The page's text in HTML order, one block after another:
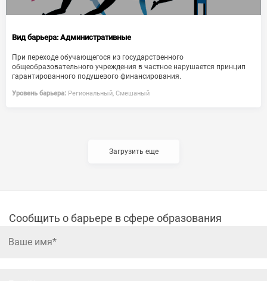
Вид барьера: Административные
При переходе обучающегося из государственного
общеобразовательного учреждения в частное нарушается принцип
гарантированного подушевого финансирования.
Уровень барьера: Региональный, Смешаный
Загрузить еще
Сообщить о барьере в сфере образования